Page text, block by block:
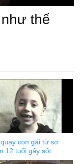
thế
con gái từ sơ
12 tuổi gây sốt.